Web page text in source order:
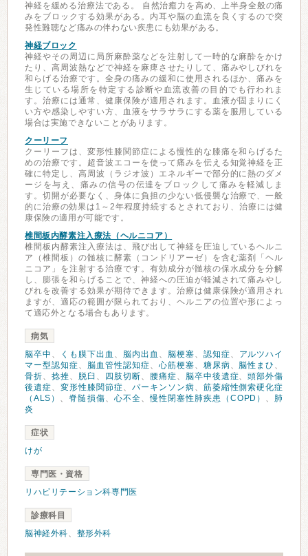
神経を緩める治療法である。 自然治癒力を高め、上半身全般の痛
みをブロックする効果がある。内耳や脳の血流を良くするので突
発性難聴など痛みの伴わない疾患にも効果がある。
神経ブロック
神経やその周辺に局所麻酔薬などを注射して一時的な麻酔をかけ
たり、高周波熱などで神経を麻痺させたりして、痛みやしびれを
和らげる治療です。全身の痛みの緩和に使用されるほか、痛みを
生じている場所を特定する診断や血流改善の目的でも行われま
す。治療には通常、健康保険が適用されます。血液が固まりにく
い方や感染しやすい方、血液をサラサラにする薬を服用している
場合は実施できないことがあります。
クーリーフ
クーリーフは、変形性膝関節症による慢性的な膝痛を和らげるた
めの治療です。超音波エコーを使って痛みを伝える知覚神経を正
確に特定し、高周波（ラジオ波）エネルギーで部分的に熱のダメ
ージを与え、痛みの信号の伝達をブロックして痛みを軽減しま
す。切開が必要なく、身体に負担の少ない低侵襲な治療で、一般
的に治療の効果は1～2年程度持続するとされており、治療には健
康保険の適用が可能です。
椎間板内酵素注入療法（ヘルニコア）
椎間板内酵素注入療法は、飛び出して神経を圧迫しているヘルニ
ア（椎間板）の髄核に酵素（コンドリアーゼ）を含む薬剤「ヘル
ニコア」を注射する治療です。有効成分が髄核の保水成分を分解
し、膨張を和らげることで、神経への圧迫が軽減されて痛みやし
びれを改善する効果が期待できます。治療は健康保険が適用され
ますが、適応の範囲が限られており、ヘルニアの位置や形によっ
て適応外となる場合もあります。
病気
脳卒中 、 くも膜下出血 、 脳内出血 、 脳梗塞、 認知症、
アルツハイ
マー型認知症、 脳血管性認知症、 心筋梗塞、 糖尿病、 脳性まひ 、
骨折、 捻挫、 脱臼 、 四肢切断、 腰痛症、 脳卒中後遺症、頭部外傷
後遺症、 変形性膝関節症、 パーキンソン病、 筋萎縮性側索硬化症
（ALS） 、 脊髄損傷、 心不全、慢性閉塞性肺疾患（COPD） 、 肺
炎
症状
けが
専門医・資格
リハビリテーション科専門医
診療科目
脳神経外科、 整形外科